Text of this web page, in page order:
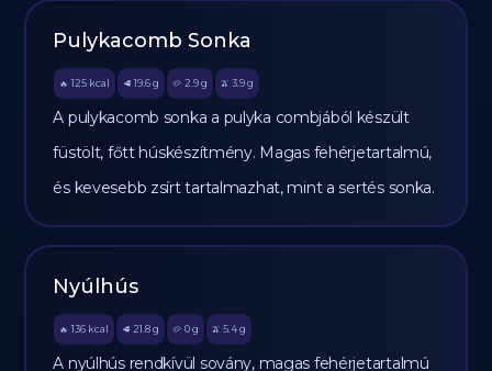
Pulykacomb Sonka
🔥 125 kcal 🥩 19.6 g 🥔 2.9g 🫒 3.9 g
A pulykacomb sonka a pulyka combjából készült
füstölt, főtt húskészítmény. Magas fehérjetartalmú,
és kevesebb zsírt tartalmazhat, mint a sertés sonka.
Nyúlhús
🔥 136 kcal 🥩 21.8 g 🥔 0g 🫒 5.4 g
A nyúlhús rendkívül sovány, magas fehérjetartalmú